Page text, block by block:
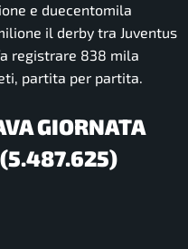
e duecentomila
il derby tra Juventus
registrare 838 mila
partita per partita.
GIORNATA